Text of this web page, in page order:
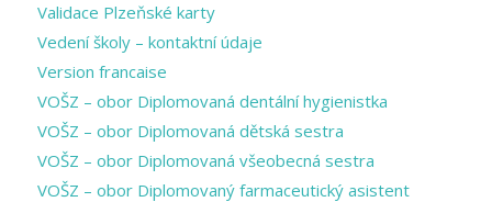
Validace Plzeňské karty
Vedení školy – kontaktní údaje
Version francaise
VOŠZ – obor Diplomovaná dentální hygienistka
VOŠZ – obor Diplomovaná dětská sestra
VOŠZ – obor Diplomovaná všeobecná sestra
VOŠZ – obor Diplomovaný farmaceutický asistent